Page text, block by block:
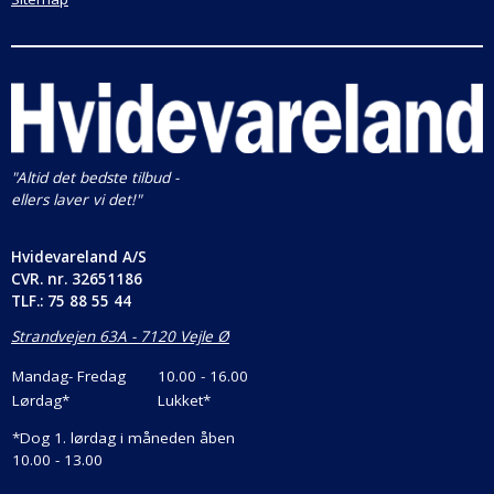
betjene apparatet via en computer eller en
mobilenhed. SmartDeviceBoxen kan bestilles som
ekstra tilbehør.
BluPerformance
Liebherrs BluPerformance-teknologi giver ekstra
forbindelse særligt lidt energi, og på trods af sin
effektivitet, er skabet ekstremt stille.
VarioSpace
Takket være VarioSpace kan du ganske simpelt
fjerne de enkelte fryserskuffer , og dermed opnå
ekstra høj opbevaringsplads til f.eks. en stor
islagkage til sommerfesten.
FrostProtect
"Altid det bedste tilbud -
ellers laver vi det!"
Hvidevareland A/S
CVR. nr. 32651186
TLF.: 75 88 55 44
Strandvejen 63A - 7120 Vejle Ø
Mandag- Fredag
10.00 - 16.00
Lørdag*
Lukket*
*Dog 1. lørdag i måneden åben
10.00 - 13.00